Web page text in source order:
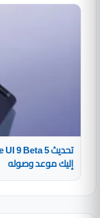
إليك موعد وصوله